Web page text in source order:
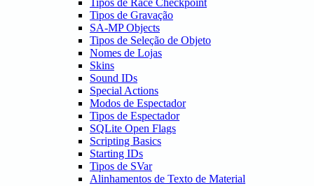
Tipos de Race Checkpoint
Tipos de Gravação
SA-MP Objects
Tipos de Seleção de Objeto
Nomes de Lojas
Skins
Sound IDs
Special Actions
Modos de Espectador
Tipos de Espectador
SQLite Open Flags
Scripting Basics
Starting IDs
Tipos de SVar
Alinhamentos de Texto de Material